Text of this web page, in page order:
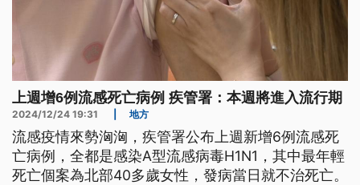
上週增6例流感死亡病例 疾管署：本週將進入流行期
2024/12/24 19:31 地方
流感疫情來勢洶洶，疾管署公布上週新增6例流感死
亡病例，全都是感染A型流感病毒H1N1，其中最年輕
死亡個案為北部40多歲女性，發病當日就不治死亡。